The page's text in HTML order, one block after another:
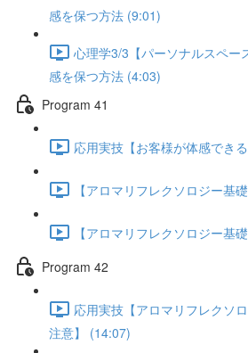
感を保つ方法 (9:01)
心理学3/3【パーソナルスペ
感を保つ方法 (4:03)
Program 41
応用実技【お客様が体感でき
【アロマリフレクソロジー基
【アロマリフレクソロジー基
Program 42
応用実技【アロマリフレクソ
注意】 (14:07)